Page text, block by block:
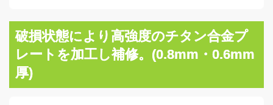
破損状態により高強度のチタン合金プ
レートを加工し補修。(0.8mm・0.6mm
厚)